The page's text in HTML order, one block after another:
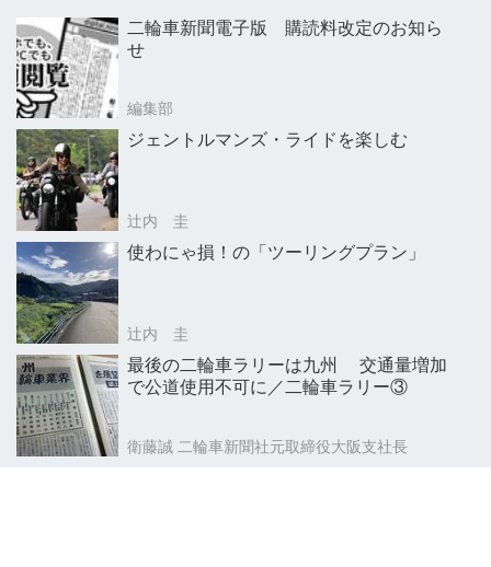
二輪車新聞電子版 購読料改定のお知ら
せ
編集部
ジェントルマンズ・ライドを楽しむ
辻内 圭
使わにゃ損！の「ツーリングプラン」
辻内 圭
最後の二輪車ラリーは九州 交通量増加
で公道使用不可に／二輪車ラリー③
衛藤誠 二輪車新聞社元取締役大阪支社長